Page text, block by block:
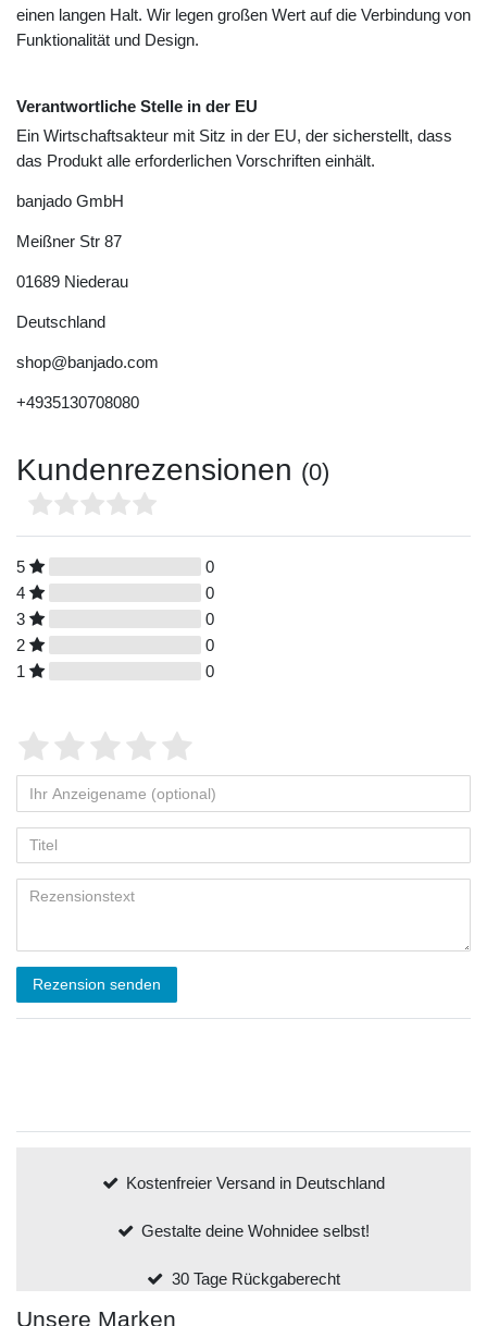
einen langen Halt. Wir legen großen Wert auf die Verbindung von
Funktionalität und Design.
Verantwortliche Stelle in der EU
Ein Wirtschaftsakteur mit Sitz in der EU, der sicherstellt, dass
das Produkt alle erforderlichen Vorschriften einhält.
banjado GmbH
Meißner Str 87
01689 Niederau
Deutschland
shop@banjado.com
+4935130708080
Kundenrezensionen (0)
5
0
4
0
3
0
2
0
1
0
Rezension senden
Kostenfreier Versand in Deutschland
Gestalte deine Wohnidee selbst!
30 Tage Rückgaberecht
Unsere Marken